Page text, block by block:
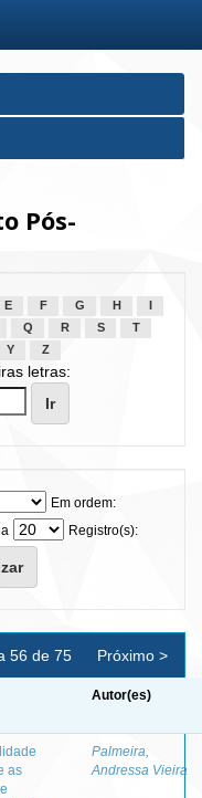
Pós-
E F G H
Q R S
T
Y Z
letras:
Em ordem:
Registro(s):
56 de 75 Próximo >
Autor(es)
as
Palmeira,
Andressa Vieira